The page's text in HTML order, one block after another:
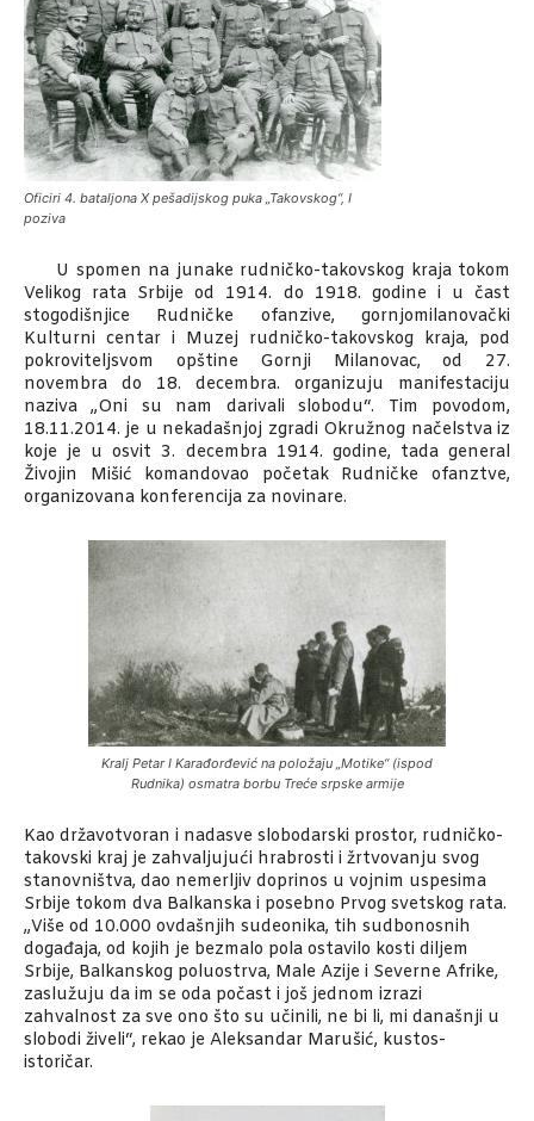
Oficiri 4. bataljona X pešadijskog puka „Takovskog“, I
poziva
U spomen na junake rudničko-takovskog kraja tokom
Velikog rata Srbije od 1914. do 1918. godine i u čast
stogodišnjice Rudničke ofanzive, gornjomilanovački
Kulturni centar i Muzej rudničko-takovskog kraja, pod
pokroviteljsvom opštine Gornji Milanovac, od 27.
novembra do 18. decembra. organizuju manifestaciju
naziva „Oni su nam darivali slobodu“. Tim povodom,
18.11.2014. je u nekadašnjoj zgradi Okružnog načelstva iz
koje je u osvit 3. decembra 1914. godine, tada general
Živojin Mišić komandovao početak Rudničke ofanztve,
organizovana konferencija za novinare.
Kralj Petar I Karađorđević na položaju „Motike“ (ispod
Rudnika) osmatra borbu Treće srpske armije
Kao državotvoran i nadasve slobodarski prostor, rudničko-
takovski kraj je zahvaljujući hrabrosti i žrtvovanju svog
stanovništva, dao nemerljiv doprinos u vojnim uspesima
Srbije tokom dva Balkanska i posebno Prvog svetskog rata.
„Više od 10.000 ovdašnjih sudeonika, tih sudbonosnih
događaja, od kojih je bezmalo pola ostavilo kosti diljem
Srbije, Balkanskog poluostrva, Male Azije i Severne Afrike,
zaslužuju da im se oda počast i još jednom izrazi
zahvalnost za sve ono što su učinili, ne bi li, mi današnji u
slobodi živeli“, rekao je Aleksandar Marušić, kustos-
istoričar.